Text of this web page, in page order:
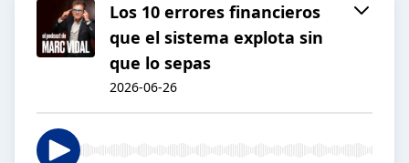
Los 10 errores financieros
que el sistema explota sin
que lo sepas
2026-06-26